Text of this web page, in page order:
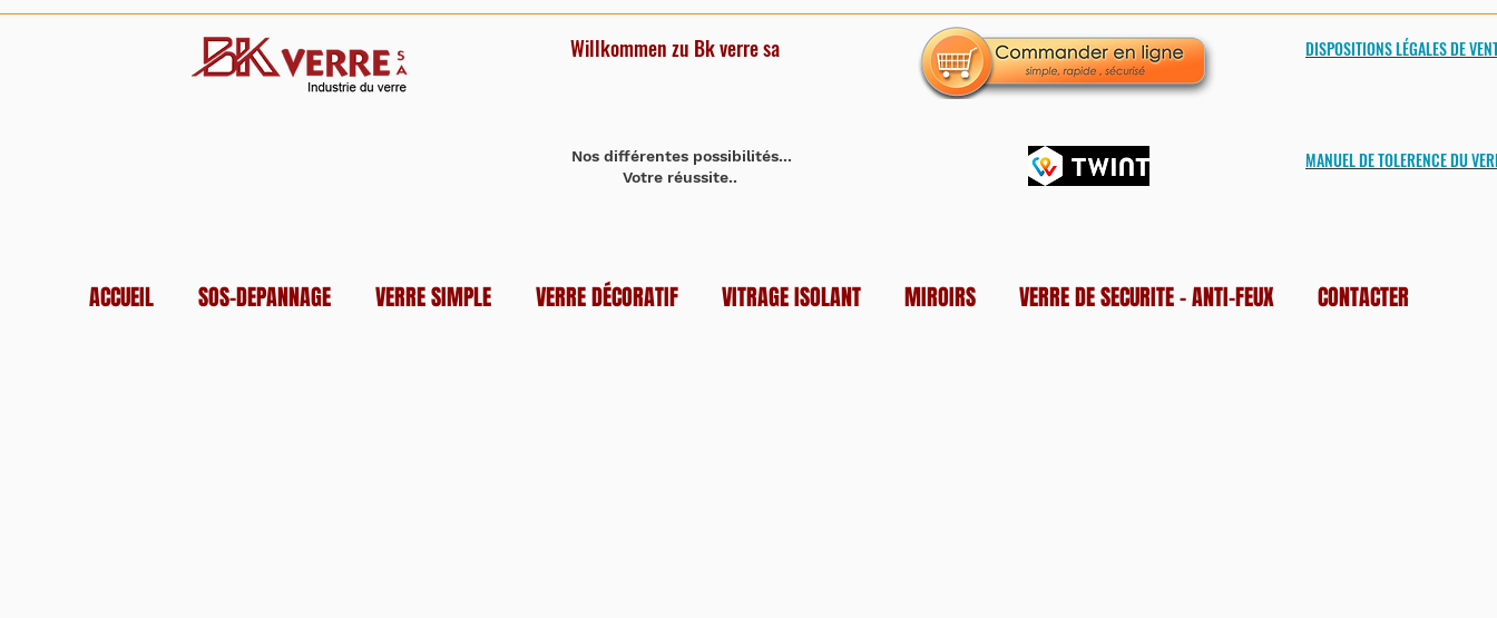
DISPOSITIONS LÉGALES DE
Willkommen zu Bk verre sa
Nos différentes possibilités...
Votre réussite..
MANUEL DE TOLERENCE DU
ACCUEIL SOS-DEPANNAGE VERRE SIMPLE VERRE DÉCORATIF VITRAGE ISOLANT MIROIRS VERRE DE SECURITE - ANTI-FEUX CONTACTER